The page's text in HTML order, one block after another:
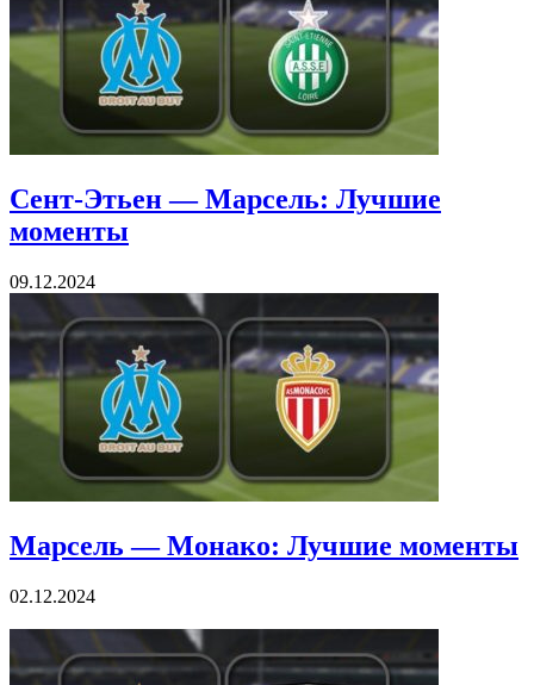
Сент-Этьен — Марсель: Лучшие
моменты
09.12.2024
Марсель — Монако: Лучшие моменты
02.12.2024